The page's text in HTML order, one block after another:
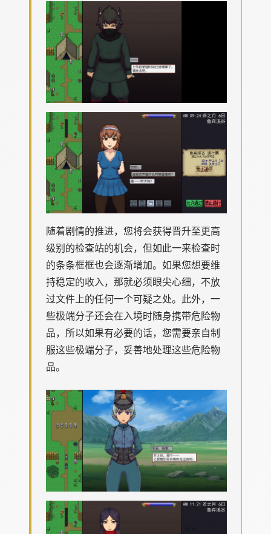
随着剧情的推进，您将会获得晋升至更高
级别的检查站的机会，但如此一来检查时
的条条框框也会逐渐增加。如果您想要维
持稳定的收入，那就必须眼尖心细，不放
过文件上的任何一个可疑之处。此外，一
些极端分子还会在入境时随身携带危险物
品，所以如果有必要的话，您需要亲自制
服这些极端分子，妥善地处理这些危险物
品。